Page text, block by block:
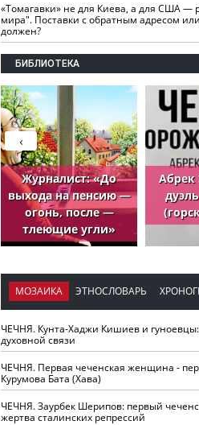
«Томагавки» не для Киева, а для США —
мира". Поставки с обратным адресом
должен?
БИБЛИОТЕКА
Журналист: «До
выхода на пенсию —
огонь, после —
тлеющие угли»
Абрек
‹
МОЗАИКА ЭТНОСЛОВАРЬ
ЧЕЧНЯ. Кунта-Хаджи Кишиев и
духовной связи
ЧЕЧНЯ. Первая чеченская женщина -
Курумова Бата (Хава)
ЧЕЧНЯ. Заурбек Шерипов: первый
жертва сталинских репрессий